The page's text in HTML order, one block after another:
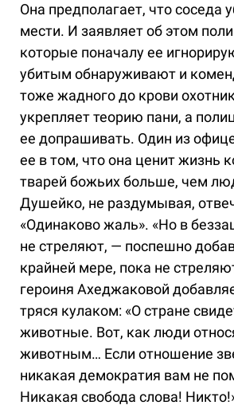
Она предполагает, что соседа
мести. И заявляет об этом
которые поначалу ее
убитым обнаруживают и
тоже жадного до крови
укрепляет теорию пани, а
ее допрашивать. Один из
ее в том, что она ценит жизнь
тварей божьих больше, чем
Душейко, не раздумывая,
«Одинаково жаль». «Но в
не стреляют, — поспешно
крайней мере, пока не
героиня Ахеджаковой
тряся кулаком: «О стране
животные. Вот, как люди
животным… Если отношение
никакая демократия вам не
Никакая свобода слова!